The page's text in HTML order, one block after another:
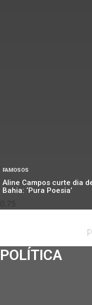
FAMOSOS
Aline Campos curte dia
Bahia: ‘Pura Poesia’
POLÍTICA